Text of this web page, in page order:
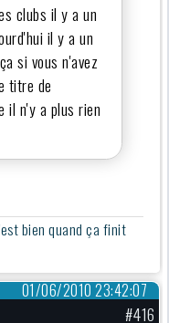
clubs il y a un
il y a un
si vous n'avez
titre de
il n'y a plus rien
bien quand ça finit
01/06/2010 23:42:07
#416